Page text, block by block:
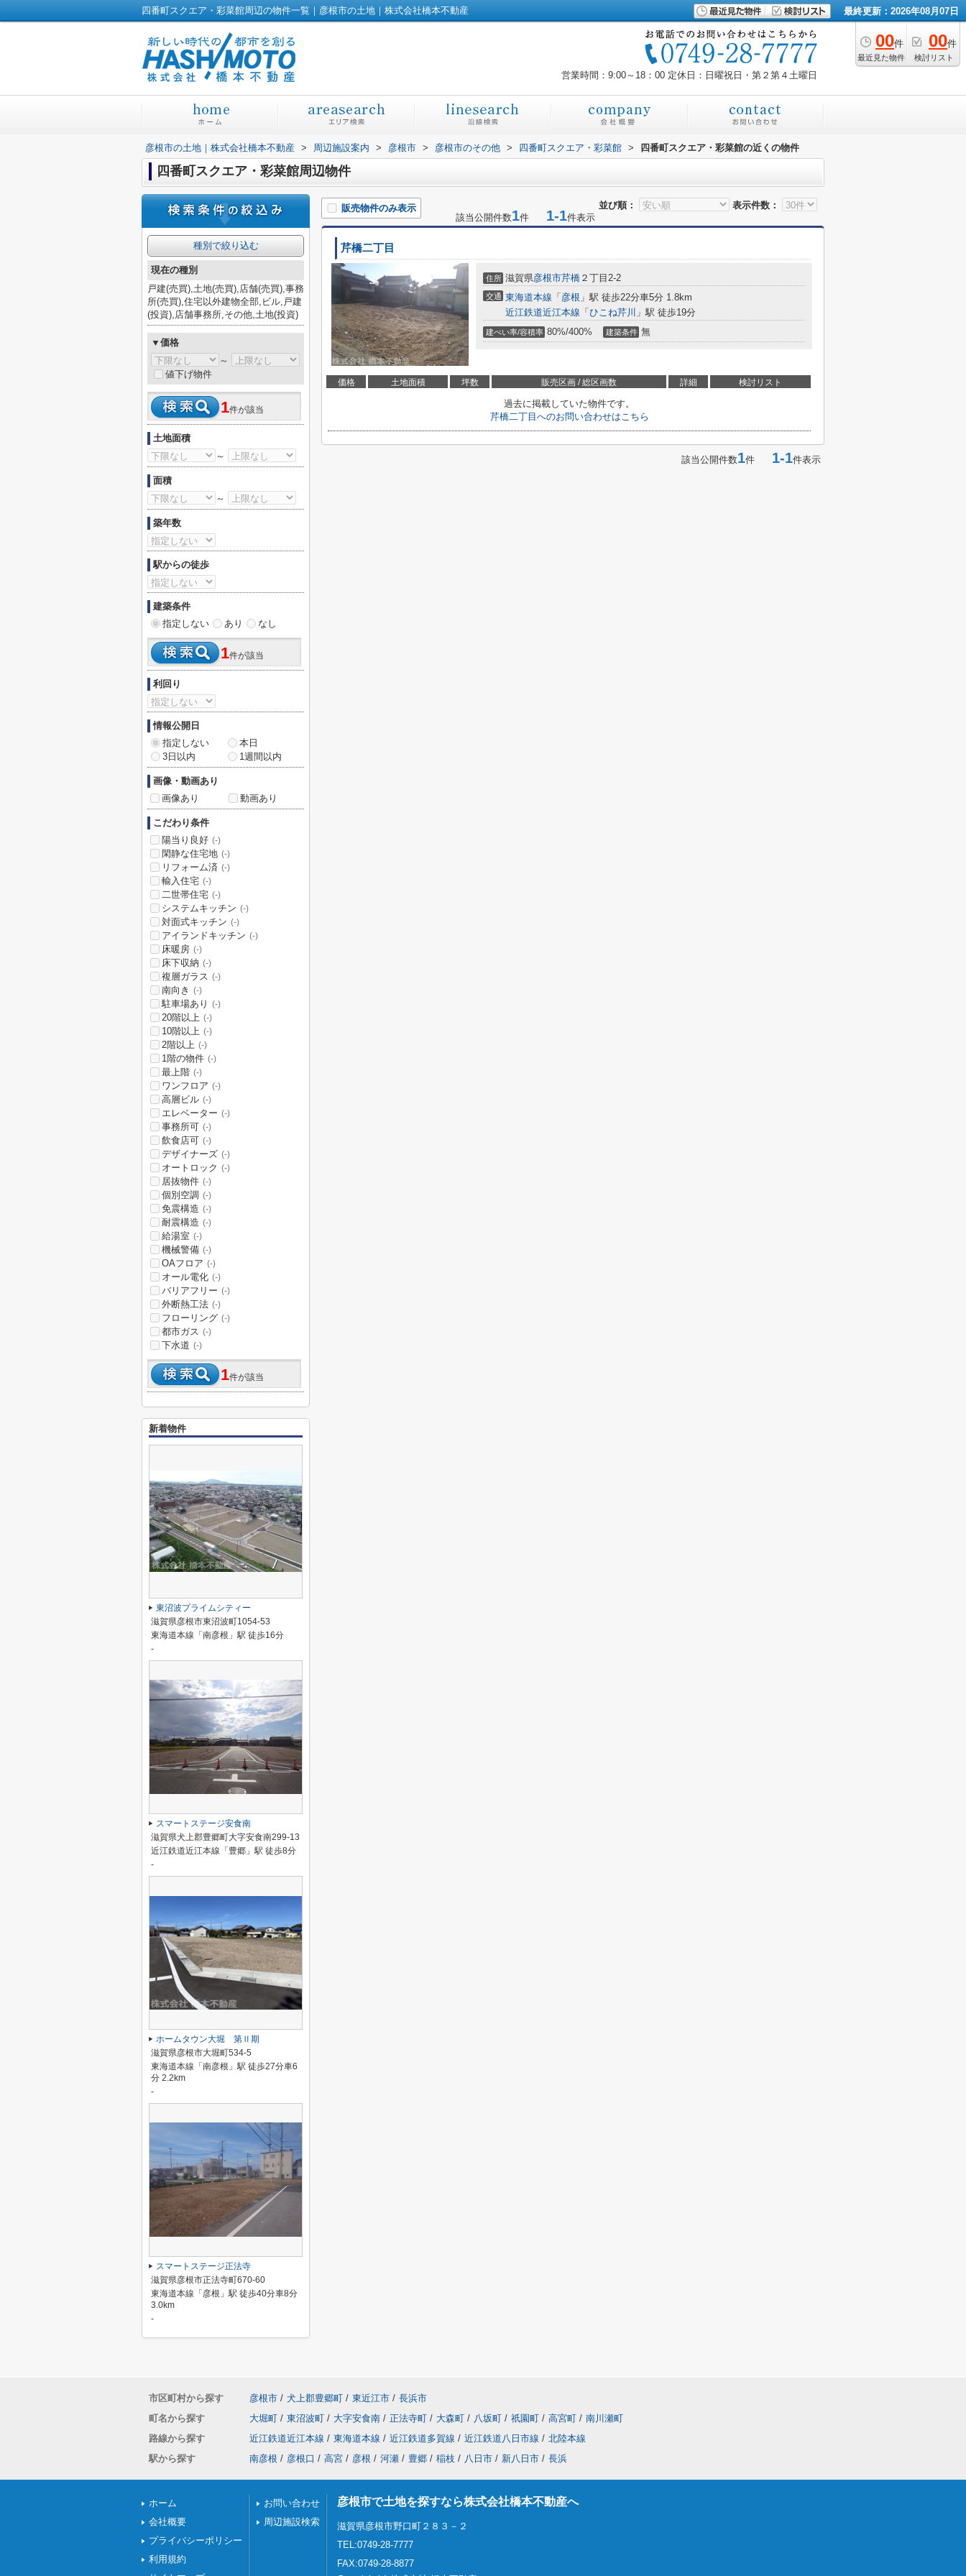
四番町スクエア・彩菜館周辺の物件一覧｜彦根市の土地｜株式会社橋本不動産 最終更新：2026年08月07日
00件
最近見た物件
00件
検討リスト
営業時間：9:00～18：00 定休日：日曜祝日・第２第４土曜日
彦根市の土地｜株式会社橋本不動産 > 周辺施設案内 > 彦根市 > 彦根市のその他 > 四番町スクエア・彩菜館 > 四番町スクエア・彩菜館の近くの物件
四番町スクエア・彩菜館周辺物件
並び順： 表示件数：
販売物件のみ表示
該当公開件数1件 1-1件表示
芹橋二丁目
住所 滋賀県彦根市芹橋 ２丁目2-2
交通 東海道本線 「 彦根 」駅 徒歩22分車5分 1.8km
近江鉄道近江本線 「 ひこね芹川 」駅 徒歩19分
建ぺい率/容積率 80%/400% 建築条件 無
価格 土地面積 坪数 販売区画 / 総区画数 詳細 検討リスト
過去に掲載していた物件です。
芹橋二丁目へのお問い合わせはこちら
該当公開件数1件 1-1件表示
種別で絞り込む
現在の種別
戸建(売買),土地(売買),店舗(売買),事務
所(売買),住宅以外建物全部,ビル,戸建
(投資),店舗事務所,その他,土地(投資)
▼価格
～
値下げ物件
1件が該当
土地面積
～
面積
～
築年数
駅からの徒歩
建築条件
指定しない
あり なし
1件が該当
利回り
情報公開日
指定しない
本日
3日以内
1週間以内
画像・動画あり
画像あり
動画あり
こだわり条件
陽当り良好 (-)
閑静な住宅地 (-)
リフォーム済 (-)
輸入住宅 (-)
二世帯住宅 (-)
システムキッチン (-)
対面式キッチン (-)
アイランドキッチン (-)
床暖房 (-)
床下収納 (-)
複層ガラス (-)
南向き (-)
駐車場あり (-)
20階以上 (-)
10階以上 (-)
2階以上 (-)
1階の物件 (-)
最上階 (-)
ワンフロア (-)
高層ビル (-)
エレベーター (-)
事務所可 (-)
飲食店可 (-)
デザイナーズ (-)
オートロック (-)
居抜物件 (-)
個別空調 (-)
免震構造 (-)
耐震構造 (-)
給湯室 (-)
機械警備 (-)
OAフロア (-)
オール電化 (-)
バリアフリー (-)
外断熱工法 (-)
フローリング (-)
都市ガス (-)
下水道 (-)
1件が該当
新着物件
東沼波プライムシティー
滋賀県彦根市東沼波町1054-53
東海道本線「南彦根」駅 徒歩16分
-
スマートステージ安食南
滋賀県犬上郡豊郷町大字安食南299-13
近江鉄道近江本線「豊郷」駅 徒歩8分
-
ホームタウン大堀 第Ⅱ期
滋賀県彦根市大堀町534-5
東海道本線「南彦根」駅 徒歩27分車6
分 2.2km
-
スマートステージ正法寺
滋賀県彦根市正法寺町670-60
東海道本線「彦根」駅 徒歩40分車8分
3.0km
-
市区町村から探す 彦根市 / 犬上郡豊郷町 / 東近江市 / 長浜市
町名から探す
大堀町 / 東沼波町 / 大字安食南 / 正法寺町 / 大森町 / 八坂町 / 祇園町 / 高宮町 / 南川瀬町
路線から探す
近江鉄道近江本線 / 東海道本線 / 近江鉄道多賀線 / 近江鉄道八日市線 / 北陸本線
駅から探す
南彦根 / 彦根口 / 高宮 / 彦根 / 河瀬 / 豊郷 / 稲枝 / 八日市 / 新八日市 / 長浜
ホーム
会社概要
プライバシーポリシー
利用規約
お問い合わせ
周辺施設検索
彦根市で土地を探すなら株式会社橋本不動産へ
滋賀県彦根市野口町２８３－２
TEL:0749-28-7777
FAX:0749-28-8877